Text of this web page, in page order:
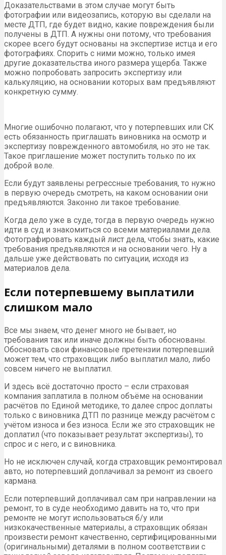
Доказательствами в этом случае могут быть
фотографии или видеозапись, которую вы сделали на
месте ДТП, где будет видно, какие повреждения были
получены в ДТП. А нужны они потому, что требования
скорее всего будут основаны на экспертизе истца и его
фотографиях. Спорить с ними можно, только имея
другие доказательства иного размера ущерба. Также
можно попробовать запросить экспертизу или
калькуляцию, на основании которых вам предъявляют
конкретную сумму.
Многие ошибочно полагают, что у потерпевших или СК
есть обязанность приглашать виновника на осмотр и
экспертизу поврежденного автомобиля, но это не так.
Такое приглашение может поступить только по их
доброй воле.
Если будут заявлены регрессные требования, то нужно
в первую очередь смотреть, на каком основании они
предъявляются. Законно ли такое требование.
Когда дело уже в суде, тогда в первую очередь нужно
идти в суд и знакомиться со всеми материалами дела.
Фотографировать каждый лист дела, чтобы знать, какие
требования предъявляются и на основании чего. Ну а
дальше уже действовать по ситуации, исходя из
материалов дела.
Если потерпевшему выплатили
слишком мало
Все мы знаем, что денег много не бывает, но
требования так или иначе должны быть обоснованы.
Обосновать свои финансовые претензии потерпевший
может тем, что страховщик либо выплатил мало, либо
совсем ничего не выплатил.
И здесь всё достаточно просто – если страховая
компания заплатила в полном объёме на основании
расчётов по Единой методике, то далее спрос доплаты
только с виновника ДТП по разнице между расчётом с
учётом износа и без износа. Если же это страховщик не
доплатил (что показывает результат экспертизы), то
спрос и с него, и с виновника.
Но не исключен случай, когда страховщик ремонтировал
авто, но потерпевший доплачивал за ремонт из своего
кармана.
Если потерпевший доплачивал сам при направлении на
ремонт, то в суде необходимо давить на то, что при
ремонте не могут использоваться б/у или
низкокачественные материалы, а страховщик обязан
произвести ремонт качественно, сертифицированными
(оригинальными) деталями в полном соответствии с